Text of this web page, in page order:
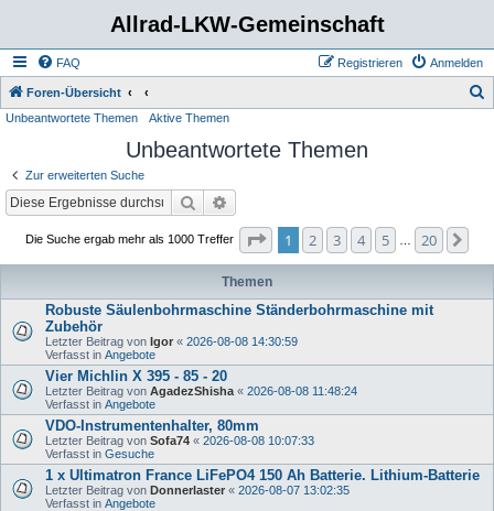
Allrad-LKW-Gemeinschaft
FAQ Anmelden
Registrieren
Foren-Übersicht
Unbeantwortete Themen Aktive Themen
Unbeantwortete Themen
Zur erweiterten Suche
Suche
Die Suche ergab mehr als 1000 Treffer Seite von
1 2 3 4 5 20
Themen
Robuste Säulenbohrmaschine Ständerbohrmaschine mit
Zubehör
Letzter Beitrag von Igor « 2026-08-08 14:30:59
Verfasst in Angebote
Vier Michlin X 395 - 85 - 20
Letzter Beitrag von AgadezShisha « 2026-08-08 11:48:24
Verfasst in Angebote
VDO-Instrumentenhalter, 80mm
Letzter Beitrag von Sofa74 « 2026-08-08 10:07:33
Verfasst in Gesuche
1 x Ultimatron France LiFePO4 150 Ah Batterie. Lithium-Batterie
Letzter Beitrag von Donnerlaster « 2026-08-07 13:02:35
Verfasst in Angebote